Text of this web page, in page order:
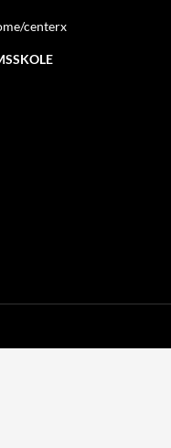
centerx